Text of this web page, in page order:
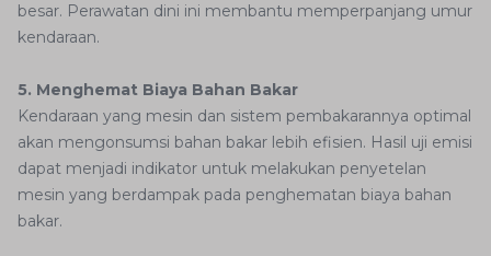
besar. Perawatan dini ini membantu memperpanjang umur
kendaraan.
5. Menghemat Biaya Bahan Bakar
Kendaraan yang mesin dan sistem pembakarannya optimal
akan mengonsumsi bahan bakar lebih efisien. Hasil uji emisi
dapat menjadi indikator untuk melakukan penyetelan
mesin yang berdampak pada penghematan biaya bahan
bakar.